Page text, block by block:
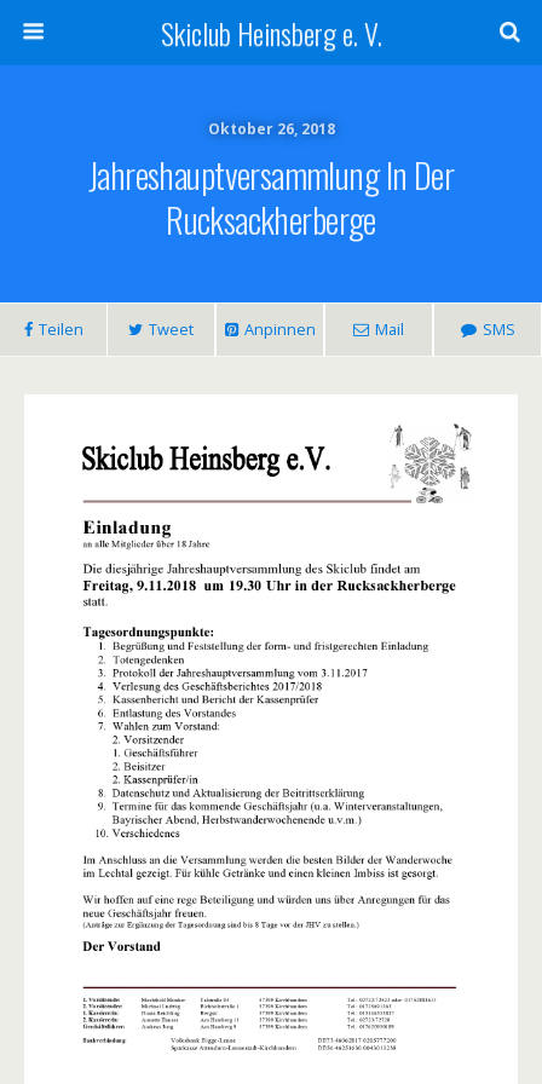
Skiclub Heinsberg e. V.
Oktober 26, 2018
Jahreshauptversammlung In Der
Rucksackherberge
Teilen Tweet Anpinnen Mail SMS